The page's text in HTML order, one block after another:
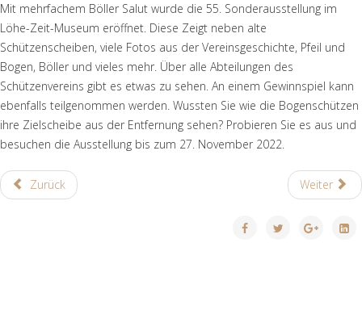
Mit mehrfachem Böller Salut wurde die 55. Sonderausstellung im
Löhe-Zeit-Museum eröffnet. Diese Zeigt neben alte
Schützenscheiben, viele Fotos aus der Vereinsgeschichte, Pfeil und
Bogen, Böller und vieles mehr. Über alle Abteilungen des
Schützenvereins gibt es etwas zu sehen. An einem Gewinnspiel kann
ebenfalls teilgenommen werden. Wussten Sie wie die Bogenschützen
ihre Zielscheibe aus der Entfernung sehen? Probieren Sie es aus und
besuchen die Ausstellung bis zum 27. November 2022.
Zurück Weiter